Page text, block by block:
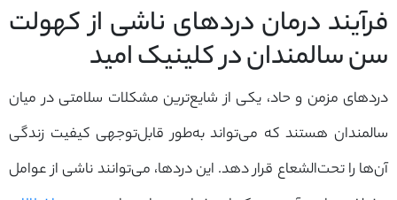
فرآیند درمان دردهای ناشی از کهولت
سن سالمندان در کلینیک امید
دردهای مزمن و حاد، یکی از شایع‌ترین مشکلات سلامتی در میان
سالمندان هستند که می‌تواند به‌طور قابل‌توجهی کیفیت زندگی
آن‌ها را تحت‌الشعاع قرار دهد. این دردها، می‌توانند ناشی از عوامل